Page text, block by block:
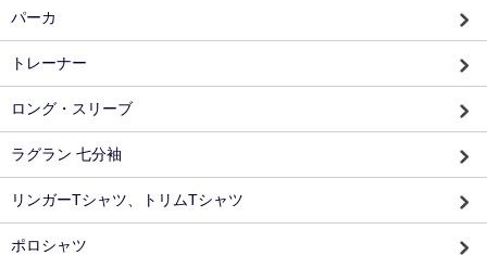
パーカ
トレーナー
ロング・スリーブ
ラグラン 七分袖
リンガーTシャツ、トリムTシャツ
ポロシャツ